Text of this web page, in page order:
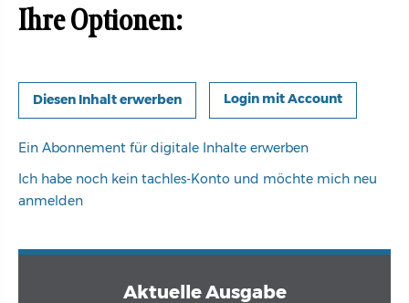
Ihre Optionen:
Login mit Account
Ein Abonnement für digitale Inhalte erwerben
Ich habe noch kein tachles-Konto und möchte mich neu
anmelden
Aktuelle Ausgabe